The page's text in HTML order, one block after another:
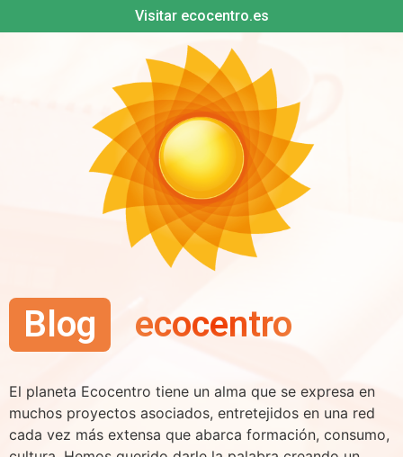
Visitar ecocentro.es
Blog ecocentro
El planeta Ecocentro tiene un alma que se expresa en
muchos proyectos asociados, entretejidos en una red
cada vez más extensa que abarca formación, consumo,